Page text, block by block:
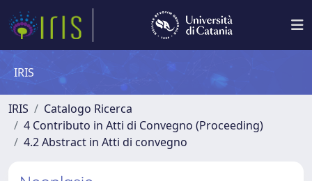
IRIS
IRIS
Catalogo Ricerca
4 Contributo in Atti di Convegno (Proceeding)
4.2 Abstract in Atti di convegno